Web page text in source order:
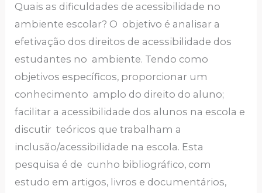
Quais as dificuldades de acessibilidade no
ambiente escolar? O objetivo é analisar a
efetivação dos direitos de acessibilidade dos
estudantes no ambiente. Tendo como
objetivos específicos, proporcionar um
conhecimento amplo do direito do aluno;
facilitar a acessibilidade dos alunos na escola e
discutir teóricos que trabalham a
inclusão/acessibilidade na escola. Esta
pesquisa é de cunho bibliográfico, com
estudo em artigos, livros e documentários,